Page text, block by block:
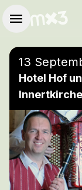
Zum Hauptinhalt
Hauptnavigation
menu
13
Hotel Hof
Einer